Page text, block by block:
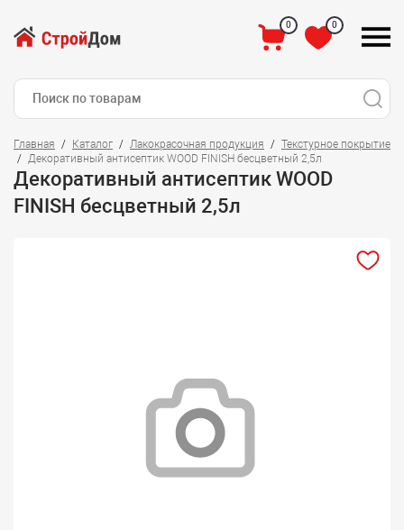
0 0
Главная Каталог Лакокрасочная продукция
Текстурное покрытие
Декоративный антисептик WOOD FINISH бесцветный 2,5л
Декоративный антисептик WOOD
FINISH бесцветный 2,5л